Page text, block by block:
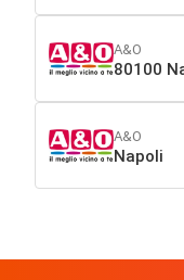
A&O
80100
A&O
Napoli